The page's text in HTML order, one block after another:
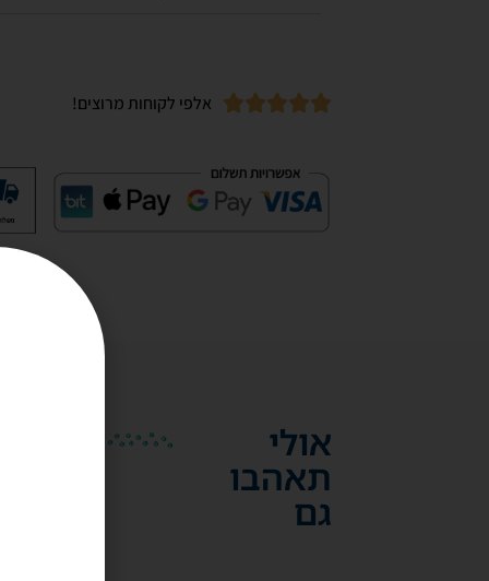
אלפי לקוחות מרוצים!
אולי
תאהבו
גם